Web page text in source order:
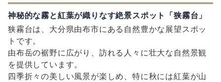
神秘的な霧と紅葉が織りなす絶景スポット「狭霧台」
狭霧台は、大分県由布市にある自然豊かな展望スポッ
トです。
由布岳の裾野に広がり、訪れる人々に壮大な自然景観
を提供しています。
四季折々の美しい風景が楽しめ、特に秋には紅葉が山